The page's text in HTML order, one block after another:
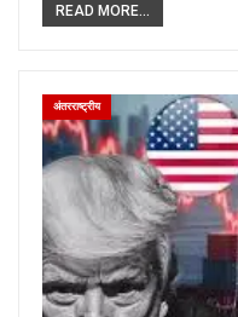
READ MORE...
अंतरराष्ट्रीय